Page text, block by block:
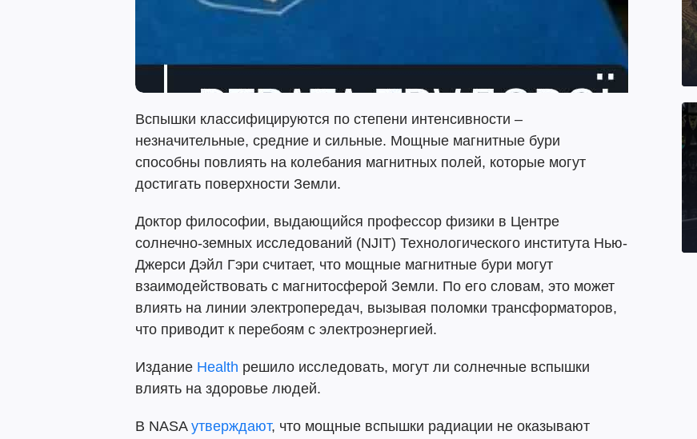
Вспышки классифицируются по степени интенсивности –
незначительные, средние и сильные. Мощные магнитные бури
способны повлиять на колебания магнитных полей, которые могут
достигать поверхности Земли.
Доктор философии, выдающийся профессор физики в Центре
солнечно-земных исследований (NJIT) Технологического института Нью-
Джерси Дэйл Гэри считает, что мощные магнитные бури могут
взаимодействовать с магнитосферой Земли. По его словам, это может
влиять на линии электропередач, вызывая поломки трансформаторов,
что приводит к перебоям с электроэнергией.
Издание Health решило исследовать, могут ли солнечные вспышки
влиять на здоровье людей.
В NASA утверждают, что мощные вспышки радиации не оказывают